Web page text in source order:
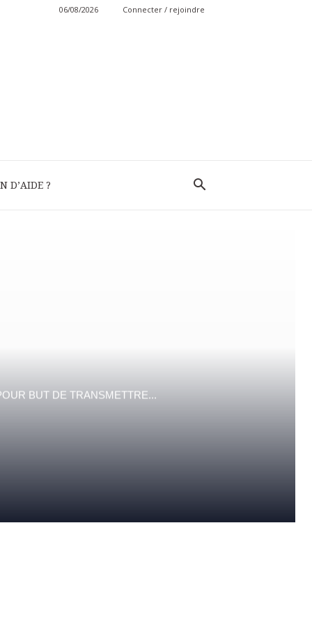
06/08/2026 Connecter / rejoindre
D’AIDE ?
BUT DE TRANSMETTRE...